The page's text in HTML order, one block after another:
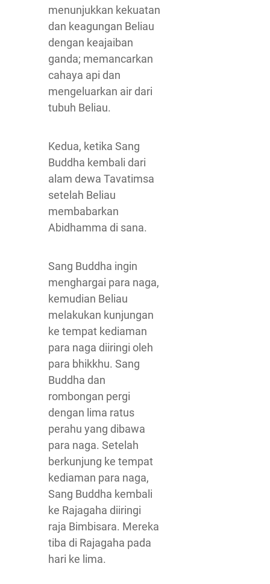
menunjukkan kekuatan
dan keagungan Beliau
dengan keajaiban
ganda; memancarkan
cahaya api dan
mengeluarkan air dari
tubuh Beliau.
Kedua, ketika Sang
Buddha kembali dari
alam dewa Tavatimsa
setelah Beliau
membabarkan
Abidhamma di sana.
Sang Buddha ingin
menghargai para naga,
kemudian Beliau
melakukan kunjungan
ke tempat kediaman
para naga diiringi oleh
para bhikkhu. Sang
Buddha dan
rombongan pergi
dengan lima ratus
perahu yang dibawa
para naga. Setelah
berkunjung ke tempat
kediaman para naga,
Sang Buddha kembali
ke Rajagaha diiringi
raja Bimbisara. Mereka
tiba di Rajagaha pada
hari ke lima.